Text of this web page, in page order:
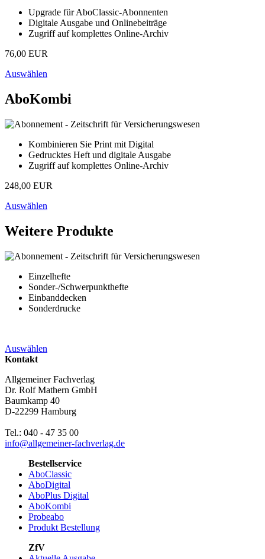
Upgrade für AboClassic-Abonnenten
Digitale Ausgabe und Onlinebeiträge
Zugriff auf komplettes Online-Archiv
76,00 EUR
Auswählen
AboKombi
Kombinieren Sie Print mit Digital
Gedrucktes Heft und digitale Ausgabe
Zugriff auf komplettes Online-Archiv
248,00 EUR
Auswählen
Weitere Produkte
Einzelhefte
Sonder-/Schwerpunkthefte
Einbanddecken
Sonderdrucke
Auswählen
Kontakt
Allgemeiner Fachverlag
Dr. Rolf Mathern GmbH
Baumkamp 40
D-22299 Hamburg
Tel.: 040 - 47 35 00
info@allgemeiner-fachverlag.de
Bestellservice
AboClassic
AboDigital
AboPlus Digital
AboKombi
Probeabo
Produkt Bestellung
ZfV